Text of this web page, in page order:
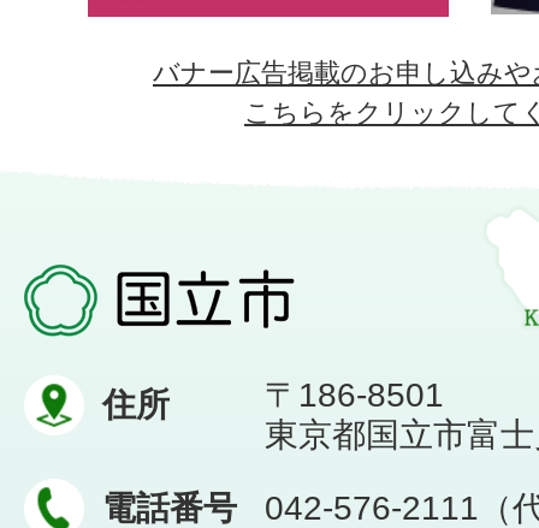
バナー広告掲載のお申し込み
こちらをクリックして
住所
〒186-8501
東京都国立市富
電話番号
042-576-2111（